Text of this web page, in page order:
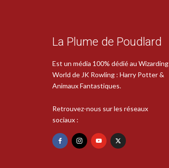
La Plume de Poudlard
Est un média 100% dédié au Wizarding
World de JK Rowling : Harry Potter &
Animaux Fantastiques.
Retrouvez-nous sur les réseaux
sociaux :